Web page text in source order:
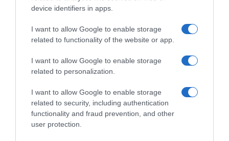
device identifiers in apps.
I want to allow Google to enable storage
related to functionality of the website or app.
I want to allow Google to enable storage
related to personalization.
I want to allow Google to enable storage
related to security, including authentication
functionality and fraud prevention, and other
user protection.